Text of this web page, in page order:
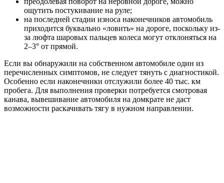
ощутить постукивание на руле;
на последней стадии износа наконечников автомобиль
приходится буквально «ловить» на дороге, поскольку из-
за люфта шаровых пальцев колеса могут отклоняться на
2–3° от прямой.
Если вы обнаружили на собственном автомобиле один из
перечисленных симптомов, не следует тянуть с диагностикой.
Особенно если наконечники отслужили более 40 тыс. км
пробега. Для выполнения проверки потребуется смотровая
канава, вывешивание автомобиля на домкрате не даст
возможности раскачивать тягу в нужном направлении.